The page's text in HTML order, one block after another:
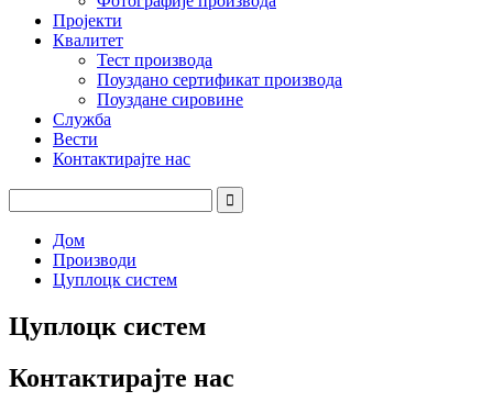
Пројекти
Квалитет
Тест производа
Поуздано сертификат производа
Поуздане сировине
Служба
Вести
Контактирајте нас
Дом
Производи
Цуплоцк систем
Цуплоцк систем
Контактирајте нас